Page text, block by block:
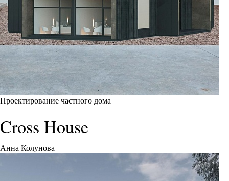
Проектирование частного дома
Cross House
Анна Колунова